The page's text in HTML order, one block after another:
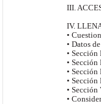
III.
IV.
•
• Datos
•
• Sección
• Sección
• Sección
• Sección
•